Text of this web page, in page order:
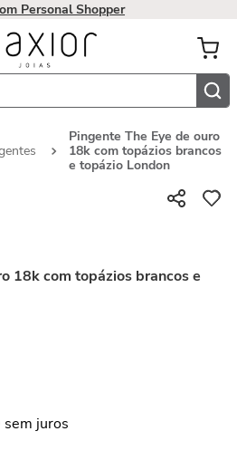
Personal Shopper
Pingente The Eye de ouro
18k com topázios brancos
e topázio London
18k com topázios brancos e
sem juros